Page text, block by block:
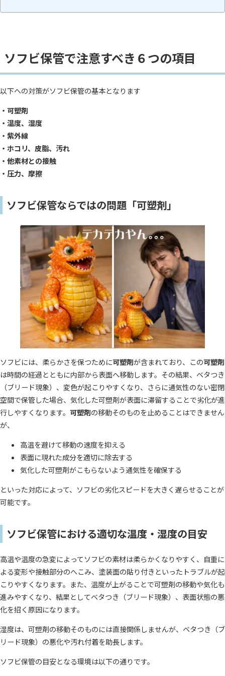
ソフビ保管で注意すべき６つの項目
以下への対策がソフビ保管の基本となります
・可塑剤
・温度、湿度
・紫外線
・ホコリ、皮脂、汚れ
・他素材との接触
・圧力、摩擦
ソフビ保管ならではの問題「可塑剤」
ソフビには、柔らかさを保つために可塑剤が含まれており、この可塑剤
は時間の経過とともに内部から表面へ移動します。その結果、ベタつき
（ブリード現象）、変色が起こりやすくなり、さらに通気性のない密閉
空間で保管した場合、気化した可塑剤が表面に滞留することで劣化が進
行しやすくなります。 可塑剤の移動そのものを止めることはできません
が、
高温を避けて移動の速度を抑える
表面に現れた成分を適切に除去する
気化した可塑剤がこもらないよう通気性を確保する
といった対応によって、ソフビの劣化スピードを大きく遅らせることが
可能です。
ソフビ保管における適切な温度・湿度の目安
高温や温度の急変によってソフビの素材は柔らかくなりやすく、自重に
よる変形や接触部分のへこみ、塗装面の貼り付きといったトラブルが起
こりやすくなります。また、温度が上がることで可塑剤の移動や気化も
進みやすくなり、結果としてベタつき（ブリード現象）、表面状態の悪
化を招く原因になります。
湿度は、可塑剤の移動そのものには直接関係しませんが、ベタつき（ブ
リード現象）の悪化や汚れ付着を助長します。
ソフビ保管の目安となる環境は以下の通りです。